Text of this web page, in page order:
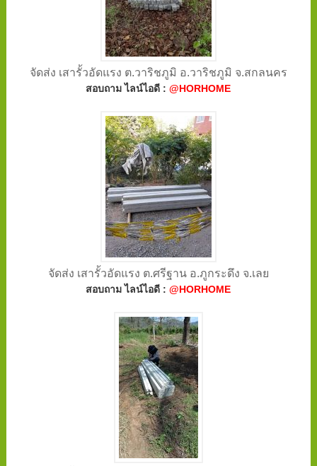
จัดส่ง เสารั้วอัดแรง ต.วาริชภูมิ อ.วาริชภูมิ จ.สกลนคร
สอบถาม ไลน์ไอดี :@HORHOME
จัดส่ง เสารั้วอัดแรง ต.ศรีฐาน อ.ภูกระดึง จ.เลย
สอบถาม ไลน์ไอดี :@HORHOME